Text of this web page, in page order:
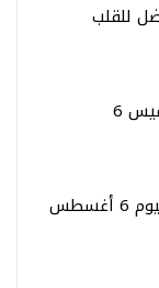
للقلب
توقعـات الأبراج اليوم الخميس 6